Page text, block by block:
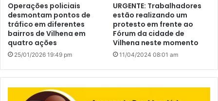
Operações policiais
desmontam pontos de
tráfico em diferentes
bairros de Vilhena em
quatro ações
25/01/2026 19:49 pm
URGENTE: Trabalhadores
estão realizando um
protesto em frente ao
Fórum da cidade de
Vilhena neste momento
11/04/2024 08:01 am